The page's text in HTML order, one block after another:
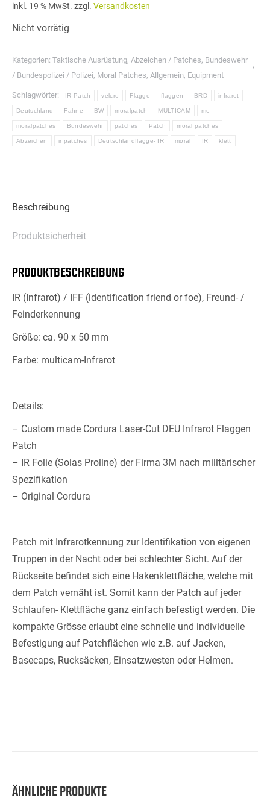
inkl. 19 % MwSt. zzgl. Versandkosten
Nicht vorrätig
Kategorien: Taktische Ausrüstung, Abzeichen / Patches, Bundeswehr
/ Bundespolizei / Polizei, Moral Patches, Allgemein, Equipment
Schlagwörter: IR Patch velcro Flagge flaggen BRD infrarot
Deutschland Fahne BW moralpatch MULTICAM mc
moralpatches Bundeswehr patches Patch moral patches
Abzeichen ir patches Deutschlandflagge- IR moral IR klett
Beschreibung
Produktsicherheit
PRODUKTBESCHREIBUNG
IR (Infrarot) / IFF (identification friend or foe), Freund- /
Feinderkennung
Größe: ca. 90 x 50 mm
Farbe: multicam-Infrarot
Details:
– Custom made Cordura Laser-Cut DEU Infrarot Flaggen
Patch
– IR Folie (Solas Proline) der Firma 3M nach militärischer
Spezifikation
– Original Cordura
Patch mit Infrarotkennung zur Identifikation von eigenen
Truppen in der Nacht oder bei schlechter Sicht. Auf der
Rückseite befindet sich eine Hakenklettfläche, welche mit
dem Patch vernäht ist. Somit kann der Patch auf jeder
Schlaufen- Klettfläche ganz einfach befestigt werden. Die
kompakte Grösse erlaubt eine schnelle und individuelle
Befestigung auf Patchflächen wie z.B. auf Jacken,
Basecaps, Rucksäcken, Einsatzwesten oder Helmen.
ÄHNLICHE PRODUKTE